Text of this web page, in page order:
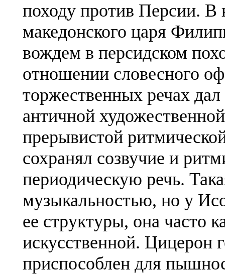
походу против Персии. В
македонского царя
вождем в персидском
отношении словесного
торжественных речах
античной
прерывистой
сохранял созвучие и
периодическую речь.
музыкальностью, но у
ее структуры, она часто
искусственной. Цицерон
приспособлен для